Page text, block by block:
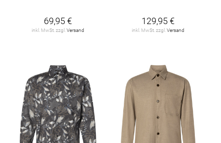
69,95 €
inkl. MwSt. zzgl. Versand
129,95 €
inkl. MwSt. zzgl. Versand